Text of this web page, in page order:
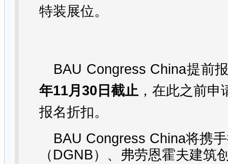
特装展位。
BAU Congress China提前
年11月 30 日截止 ，在此之前申
报名折扣。
BAU Congress China将携
（ DGNB）、弗劳恩霍夫建筑